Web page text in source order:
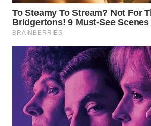
WN
SURABAYA
WN
NATUNA
WN
BINTAN